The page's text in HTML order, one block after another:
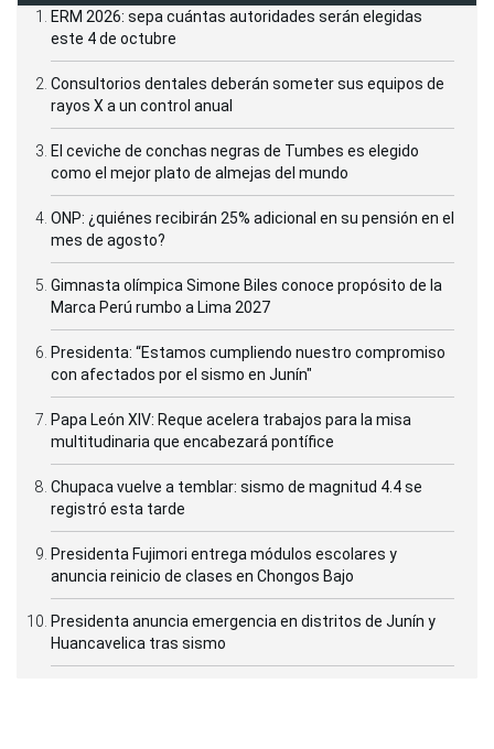
ERM 2026: sepa cuántas autoridades serán elegidas
este 4 de octubre
Consultorios dentales deberán someter sus equipos de
rayos X a un control anual
El ceviche de conchas negras de Tumbes es elegido
como el mejor plato de almejas del mundo
ONP: ¿quiénes recibirán 25% adicional en su pensión en el
mes de agosto?
Gimnasta olímpica Simone Biles conoce propósito de la
Marca Perú rumbo a Lima 2027
Presidenta: “Estamos cumpliendo nuestro compromiso
con afectados por el sismo en Junín"
Papa León XIV: Reque acelera trabajos para la misa
multitudinaria que encabezará pontífice
Chupaca vuelve a temblar: sismo de magnitud 4.4 se
registró esta tarde
Presidenta Fujimori entrega módulos escolares y
anuncia reinicio de clases en Chongos Bajo
Presidenta anuncia emergencia en distritos de Junín y
Huancavelica tras sismo